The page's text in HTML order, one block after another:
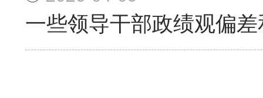
一些领导干部政绩观偏